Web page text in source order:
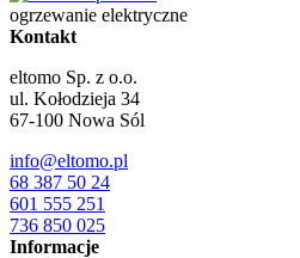
ogrzewanie elektryczne
Kontakt
eltomo Sp. z o.o.
ul. Kołodzieja 34
67-100 Nowa Sól
info@eltomo.pl
68 387 50 24
601 555 251
736 850 025
Informacje